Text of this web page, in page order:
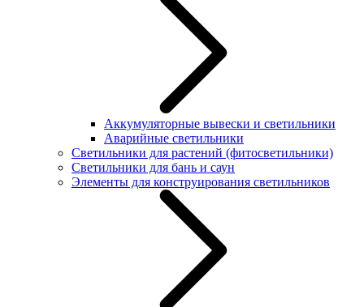
Аккумуляторные вывески и светильники
Аварийные светильники
Светильники для растений (фитосветильники)
Светильники для бань и саун
Элементы для конструирования светильников